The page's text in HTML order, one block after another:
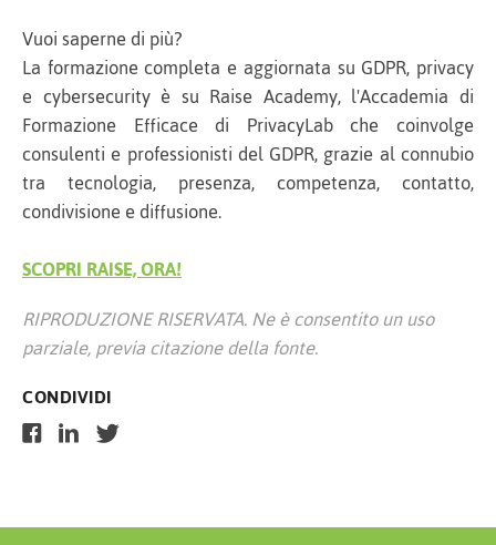
Vuoi saperne di più?
La formazione completa e aggiornata su GDPR, privacy
e cybersecurity è su Raise Academy, l'Accademia di
Formazione Efficace di PrivacyLab che coinvolge
consulenti e professionisti del GDPR, grazie al connubio
tra tecnologia, presenza, competenza, contatto,
condivisione e diffusione.
SCOPRI RAISE, ORA!
RIPRODUZIONE RISERVATA. Ne è consentito un uso
parziale, previa citazione della fonte.
CONDIVIDI